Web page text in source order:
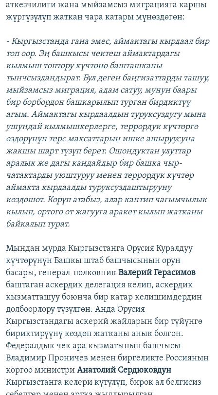
аткезчилиги жана мыйзамсыз миграцияга каршы
жүргүзүлүп жаткан чара катары мүнөздөгөн:
- Кыргызстанда гана эмес, аймактагы кырдаал бир
топ оор. Эң башкысы чектеш аймактардагы
кылмыш топтору күчтөнө башташканы
тынчсыздандырат. Бул деген баңгизаттарды ташуу,
мыйзамсыз миграция, адам сатуу, мунун баары
бир борбордон башкарылып турган бирдиктүү
агым. Аймактагы кырдаалдын туруксуздугу мына
ушундай кылмышкерлерге, террордук күчтөргө
өздөрүнүн терс максаттарын ишке ашыруусуна
жакшы шарт түзүп берет. Ошондуктан улуттар
аралык же дагы кандайдыр бир башка чыр-
чатактарды уюштуруу менен террордук күчтөр
аймакта кырдаалды туруксуздаштырууну
көздөшөт. Көрүп атабыз, алар кантип чагымчылык
кылып, ортого от жагууга аракет кылып жатканы
байкалып турат.
Мындан мурда Кыргызстанга Орусия Куралдуу
күчтөрүнүн Башкы штаб башчысынын орун
басары, генерал-полковник Валерий Герасимов
баштаган аскердик делегация келип, аскердик
кызматташуу боюнча бир катар келишимдердин
долбоорлору түзүлгөн. Анда Орусия
Кыргызстандагы аскерий жайларын бир түйүнгө
бириктирүүнү көздөп жатканы анык болгон.
Федералдык чек ара кызматынын башчысы
Владимир Проничев менен биргеликте Россиянын
коргоо министри Анатолий Сердюковдун
Кыргызстанга келери күтүлүп, бирок ал белгисиз